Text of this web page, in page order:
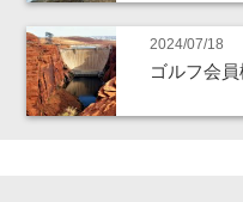
2024/07/18
ゴルフ会